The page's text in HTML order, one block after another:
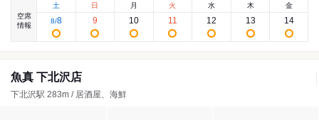
空席
情報
土
8/8
日
9
月
10
火
11
水
12
木
13
金
14
魚真 下北沢店
下北沢駅 283m / 居酒屋、海鮮